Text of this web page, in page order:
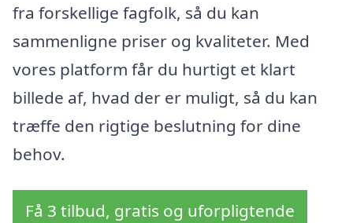
fra forskellige fagfolk, så du kan
sammenligne priser og kvaliteter. Med
vores platform får du hurtigt et klart
billede af, hvad der er muligt, så du kan
træffe den rigtige beslutning for dine
behov.
Få 3 tilbud, gratis og uforpligtende